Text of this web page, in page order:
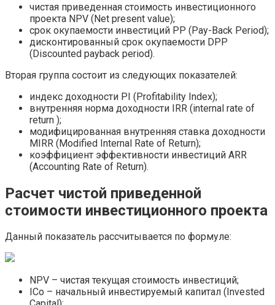
чистая приведенная стоимость инвестиционного
проекта NPV (Net present value);
срок окупаемости инвестиций PP (Pay-Back Period);
дисконтированный срок окупаемости DPP
(Discounted payback period).
Вторая группа состоит из следующих показателей:
индекс доходности PI (Profitability Index);
внутренняя норма доходности IRR (internal rate of
return );
модифицированная внутренняя ставка доходности
MIRR (Modified Internal Rate of Return);
коэффициент эффективности инвестиций ARR
(Accounting Rate of Return).
Расчет чистой приведенной
стоимости инвестиционного проекта
Данный показатель рассчитывается по формуле:
NPV – чистая текущая стоимость инвестиций;
ICo – начальный инвестируемый капитал (Invested